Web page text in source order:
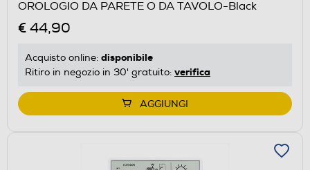
OROLOGIO DA PARETE O DA TAVOLO-Black
€ 44,90
Acquisto online: disponibile
Ritiro in negozio in 30' gratuito: verifica
AGGIUNGI